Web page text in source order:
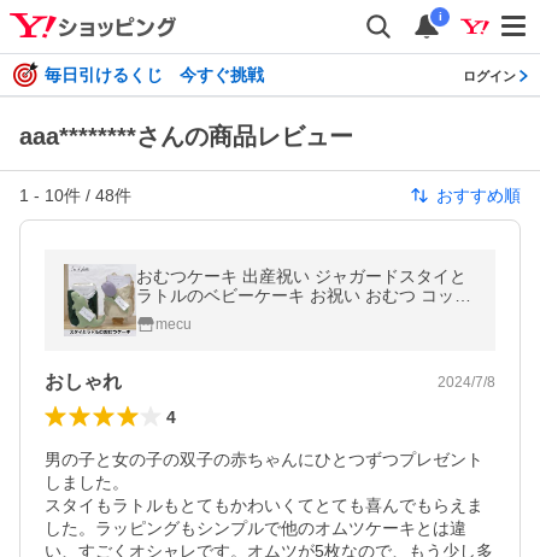
i
毎日引けるくじ 今すぐ挑戦 ログイン
aaa********さんの商品レビュー
1 - 10件 / 48件 おすすめ順
おむつケーキ 出産祝い ジャガードスタイと
ラトルのベビーケーキ お祝い おむつ コット
ン 綿 かわいい おしゃれ 赤ちゃん あかちゃ
ん 男の子 女の子 男女兼用
mecu
おしゃれ 2024/7/8
4
男の子と女の子の双子の赤ちゃんにひとつずつプレゼント
しました。
スタイもラトルもとてもかわいくてとても喜んでもらえま
した。ラッピングもシンプルで他のオムツケーキとは違
い、すごくオシャレです。オムツが5枚なので、もう少し多